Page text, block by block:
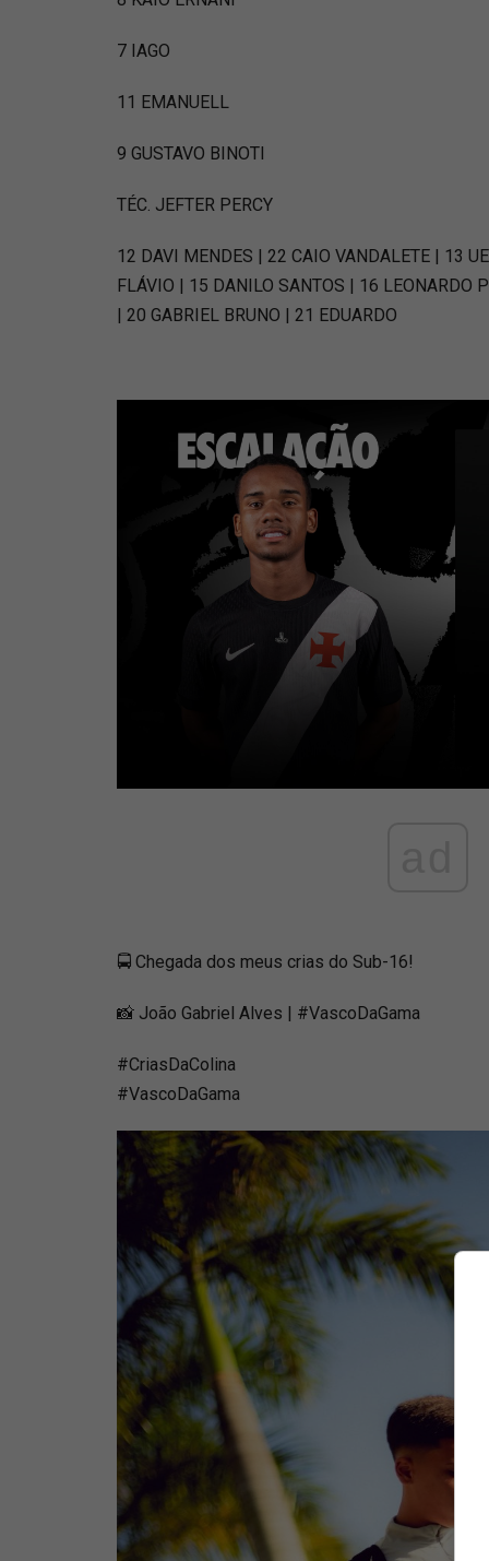
7 IAGO
11 EMANUELL
9 GUSTAVO BINOTI
TÉC. JEFTER PERCY
12 DAVI MENDES | 22 CAIO VANDALETE | 13
FLÁVIO | 15 DANILO SANTOS | 16 LEONARDO
| 20 GABRIEL BRUNO | 21 EDUARDO
🚍 Chegada dos meus crias do Sub-16!
📸 João Gabriel Alves | #VascoDaGama
#CriasDaColina
#VascoDaGama